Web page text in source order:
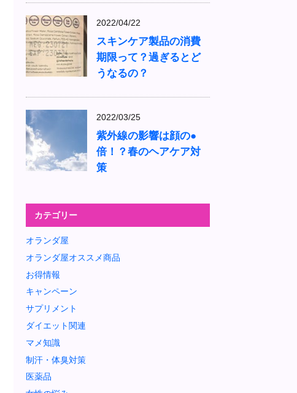
2022/04/22
スキンケア製品の消費
期限って？過ぎるとど
うなるの？
2022/03/25
紫外線の影響は顔の●
倍！？春のヘアケア対
策
カテゴリー
オランダ屋
オランダ屋オススメ商品
お得情報
キャンペーン
サプリメント
ダイエット関連
マメ知識
制汗・体臭対策
医薬品